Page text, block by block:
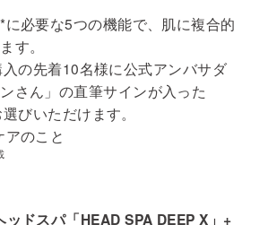
に必要な5つの機能で、肌に複合的
す。
入の先着10名様に公式アンバサダ
さん」の直筆サインが入った
びいただけます。
のこと
ッドスパ「HEAD SPA DEEP X」+